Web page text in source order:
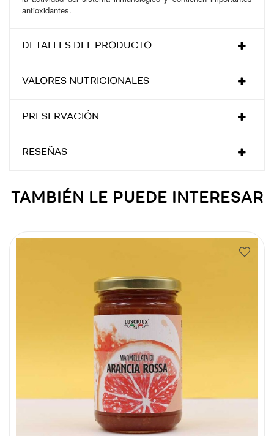
antioxidantes.
DETALLES DEL PRODUCTO
VALORES NUTRICIONALES
PRESERVACIÓN
RESEÑAS
TAMBIÉN LE PUEDE INTERESAR